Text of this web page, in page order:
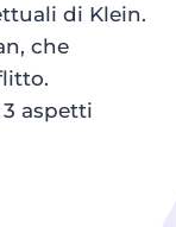
di Klein.
che
aspetti